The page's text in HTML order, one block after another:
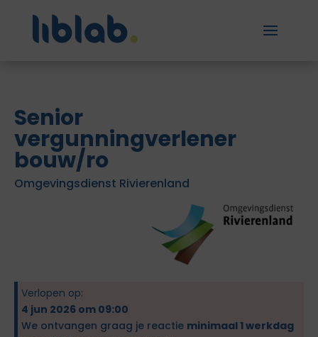
Senior
vergunningverlener
bouw/ro
Omgevingsdienst Rivierenland
Verlopen op:
4 jun 2026 om 09:00
We ontvangen graag je reactie minimaal 1 werkdag